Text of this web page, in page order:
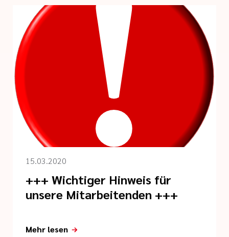
15.03.2020
+++ Wichtiger Hinweis für
unsere Mitarbeitenden +++
Mehr lesen